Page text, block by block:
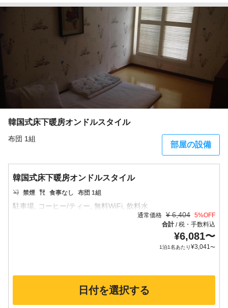
韓国式床下暖房オンドルスタイル
布団 1組
部屋の設備
韓国式床下暖房オンドルスタイル
禁煙 食事なし 布団 1組
通常価格 ¥ 6,404 5%OFF
合計/税・手数料込
¥6,081〜
1泊1名あたり¥3,041〜
日付を選択する